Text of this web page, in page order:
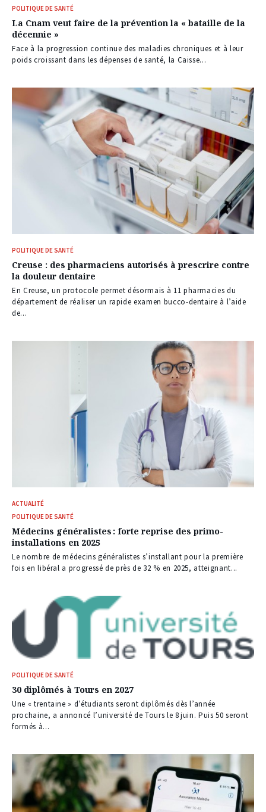
POLITIQUE DE SANTÉ
La Cnam veut faire de la prévention la « bataille de la
décennie »
Face à la progression continue des maladies chroniques et à leur
poids croissant dans les dépenses de santé, la Caisse...
POLITIQUE DE SANTÉ
Creuse : des pharmaciens autorisés à prescrire contre
la douleur dentaire
En Creuse, un protocole permet désormais à 11 pharmacies du
département de réaliser un rapide examen bucco-dentaire à l’aide
de...
ACTUALITÉ
POLITIQUE DE SANTÉ
Médecins généralistes : forte reprise des primo-
installations en 2025
Le nombre de médecins généralistes s’installant pour la première
fois en libéral a progressé de près de 32 % en 2025, atteignant...
POLITIQUE DE SANTÉ
30 diplômés à Tours en 2027
Une « trentaine » d’étudiants seront diplômés dès l’année
prochaine, a annoncé l’université de Tours le 8 juin. Puis 50 seront
formés à...